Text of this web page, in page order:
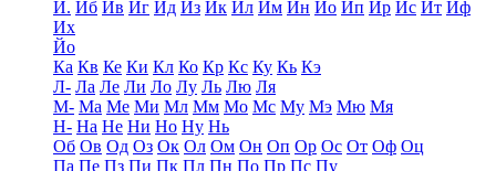
И. Иб Ив Иг Ид Из Ик Ил Им Ин Ио Ип Ир Ис Ит Иф
Их
Йо
Ка Кв Ке Ки Кл Ко Кр Кс Ку Кь Кэ
Л- Ла Ле Ли Ло Лу Ль Лю Ля
М- Ма Ме Ми Мл Мм Мо Мс Му Мэ Мю Мя
Н- На Не Ни Но Ну Нь
Об Ов Од Оз Ок Ол Ом Он Оп Ор Ос От Оф Оц
Па Пе Пз Пи Пк Пл Пн По Пр Пс Пу